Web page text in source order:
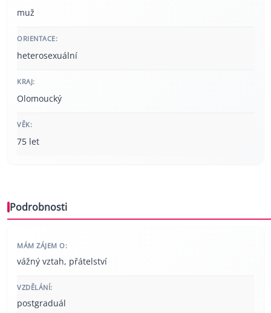
muž
ORIENTACE:
heterosexuální
KRAJ:
Olomoucký
VĚK:
75 let
Podrobnosti
MÁM ZÁJEM O:
vážný vztah, přátelství
VZDĚLÁNÍ:
postgraduál